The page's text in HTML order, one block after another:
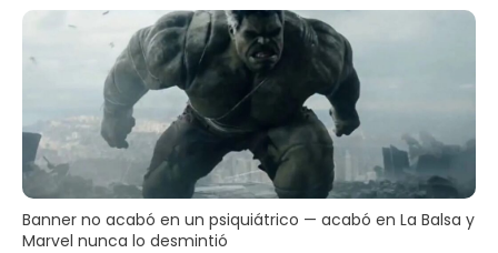
Banner no acabó en un psiquiátrico — acabó en La Balsa y
Marvel nunca lo desmintió